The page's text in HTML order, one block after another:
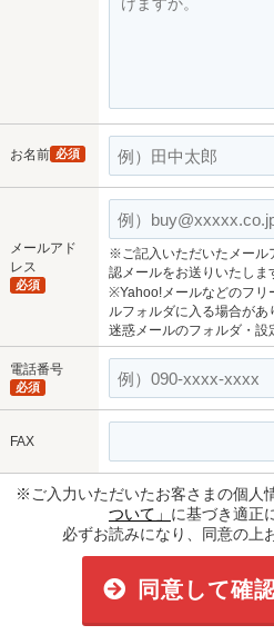
お名前 必須
メールアド
レス
必須
※ご記入いただいたメール
認メールをお送りいたしま
※Yahoo!メールなどのフリ
ルフォルダに入る場合があ
迷惑メールのフォルダ・設
電話番号
必須
FAX
※ご入力いただいたお客さまの個人
ついて」 に基づき適正
必ずお読みになり、同意の上
同意して確